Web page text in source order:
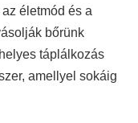
életmód és a
bőrünk
táplálkozás
amellyel sokáig